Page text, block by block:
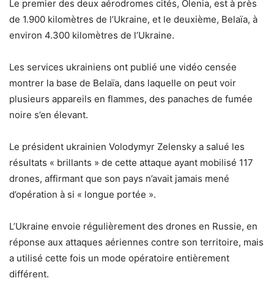
Le premier des deux aérodromes cités, Olenia, est à près
de 1.900 kilomètres de l’Ukraine, et le deuxième, Belaïa, à
environ 4.300 kilomètres de l’Ukraine.
Les services ukrainiens ont publié une vidéo censée
montrer la base de Belaïa, dans laquelle on peut voir
plusieurs appareils en flammes, des panaches de fumée
noire s’en élevant.
Le président ukrainien Volodymyr Zelensky a salué les
résultats « brillants » de cette attaque ayant mobilisé 117
drones, affirmant que son pays n’avait jamais mené
d’opération à si « longue portée ».
L’Ukraine envoie régulièrement des drones en Russie, en
réponse aux attaques aériennes contre son territoire, mais
a utilisé cette fois un mode opératoire entièrement
différent.